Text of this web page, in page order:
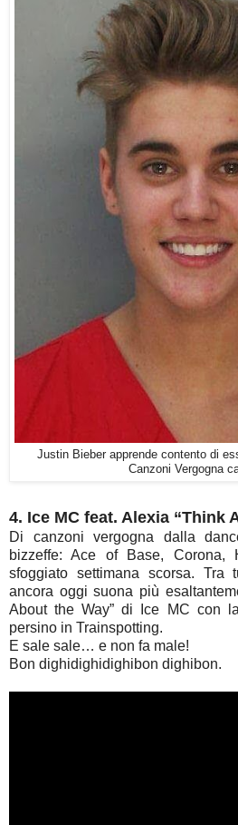
Justin Bieber apprende contento di
Canzoni Vergogna
4. Ice MC feat. Alexia “Think
Di canzoni vergogna dalla
bizzeffe: Ace of Base, Corona,
sfoggiato settimana scorsa. Tra
ancora oggi suona più
About the Way” di Ice MC con
persino in Trainspotting.
E sale sale… e non fa male!
Bon dighidighidighibon dighibon.